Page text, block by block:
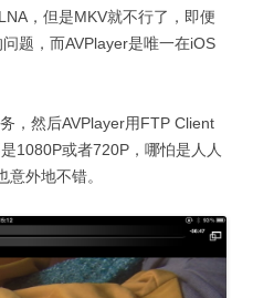
，但是MKV就不行了，即便
题，而AVPlayer是唯一在iOS
，然后AVPlayer用FTP Client
1080P或者720P，哪怕是人人
外地不错。